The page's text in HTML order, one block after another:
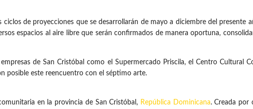
de proyecciones que se desarrollarán de mayo a diciembre del presente
espacios al aire libre que serán confirmados de manera oportuna,
de San Cristóbal como el Supermercado Priscila, el Centro Cultural
posible este reencuentro con el séptimo arte.
en la provincia de San Cristóbal, República Dominicana. Creada por